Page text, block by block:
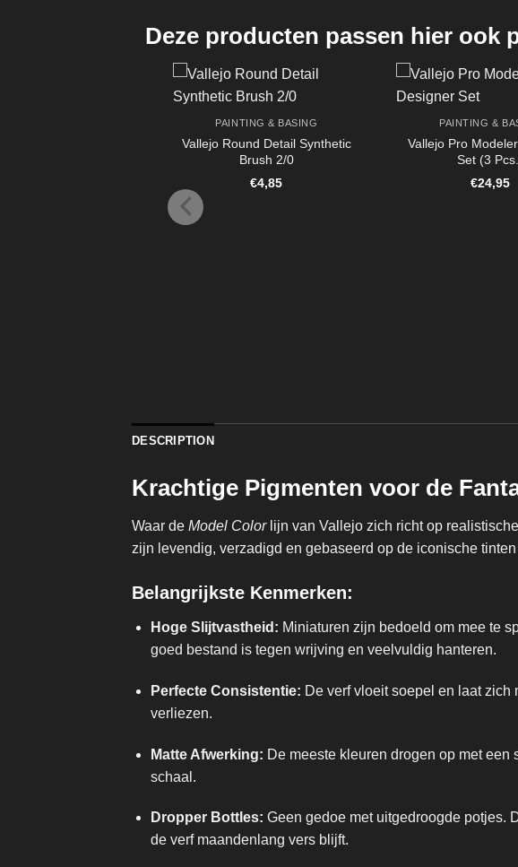
Deze producten passen hier ook
PAINTING & BASING
Vallejo Round Detail Synthetic
Brush 2/0
€4,85
PAINTING &
Vallejo Pro
Set (3
€24,95
DESCRIPTION
Krachtige Pigmenten voor de
Waar de Model Colorlijn van Vallejo zich richt op
zijn levendig, verzadigd en gebaseerd op de iconische
Belangrijkste Kenmerken:
Hoge Slijtvastheid: Miniaturen zijn bedoeld om mee te
goed bestand is tegen wrijving en veelvuldig hanteren.
Perfecte Consistentie: De verf vloeit soepel en laat
verliezen.
Matte Afwerking: De meeste kleuren drogen op met
schaal.
Dropper Bottles: Geen gedoe met uitgedroogde potjes.
de verf maandenlang vers blijft.